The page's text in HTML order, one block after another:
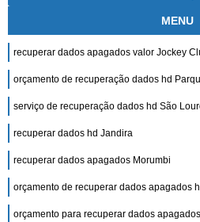
MENU
recuperar dados apagados valor Jockey
orçamento de recuperação dados hd
serviço de recuperação dados hd São
recuperar dados hd Jandira
recuperar dados apagados Morumbi
orçamento de recuperar dados apagados
orçamento para recuperar dados